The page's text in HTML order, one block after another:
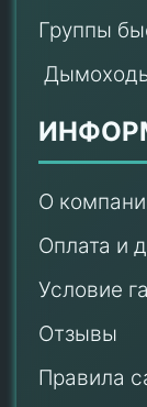
Группы
О
Оплата и
Условие
Отзывы
Правила